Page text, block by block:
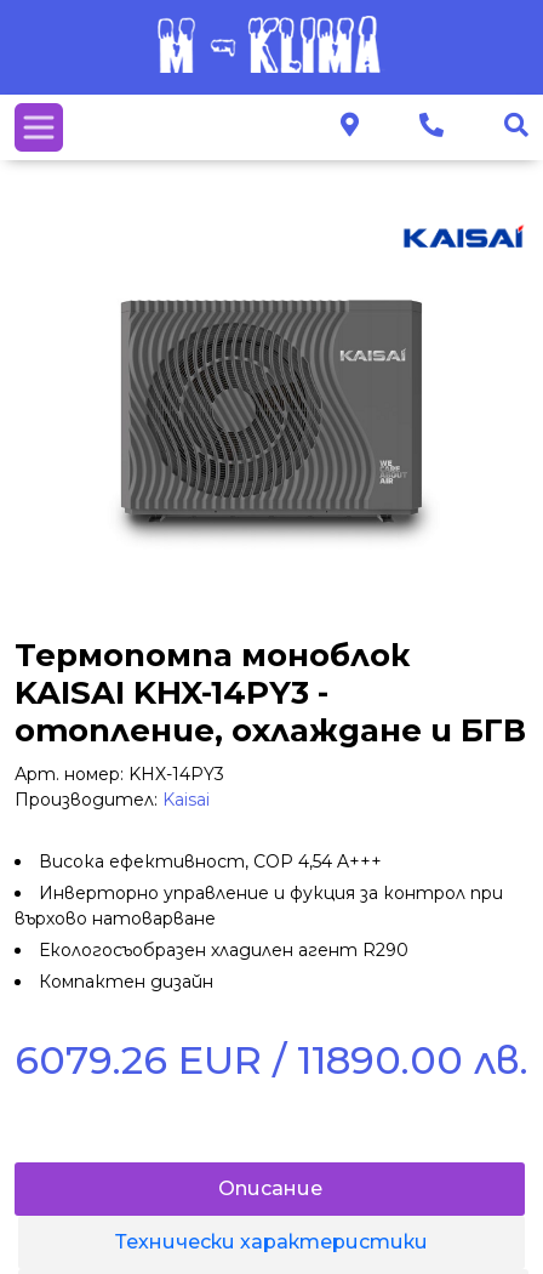
Термопомпа моноблок
KAISAI KHX-14PY3 -
отопление, охлаждане и БГВ
Арт. номер: KHX-14PY3
Производител: Kaisai
Висока ефективност, COP 4,54 A+++
Инверторно управление и фукция за контрол при
върхово натоварване
Екологосъобразен хладилен агент R290
Компактен дизайн
6079.26 EUR / 11890.00 лв.
Описание
Технически характеристики